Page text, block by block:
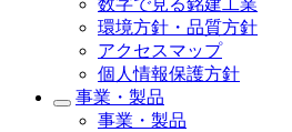
環境方針・品質方針
アクセスマップ
個人情報保護方針
事業・製品
事業・製品